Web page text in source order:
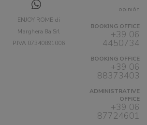
ENJOY ROME di
Marghera 8a Srl
P.IVA 07340891006
opinión
BOOKING OFFICE
+39 06
4450734
BOOKING OFFICE
+39 06
88373403
ADMINISTRATIVE
OFFICE
+39 06
87724601